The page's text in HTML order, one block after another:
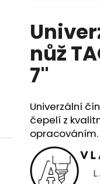
5,0
5
hvězdiček.
nůž
7"
Univerzální
čepelí z
opracováním.